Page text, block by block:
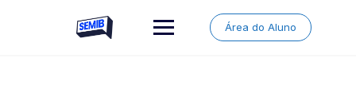
Área do Aluno